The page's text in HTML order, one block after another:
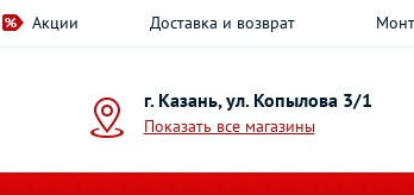
Акции Доставка и возврат
г. Казань, ул. Копылова 3/1
Показать все магазины